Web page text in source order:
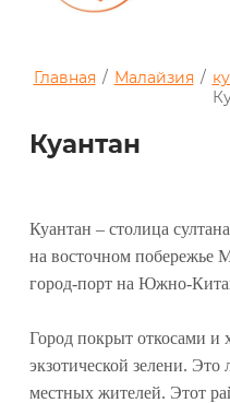
Главная / Малайзия /
Куантан
Куантан – столица
на восточном побережье
город-порт на Южно-
Город покрыт откосами
экзотической зелени.
местных жителей. Этот